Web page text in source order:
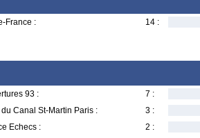
France : 14 :
93 :
7 :
Canal St-Martin Paris :
3 :
Echecs :
2 :